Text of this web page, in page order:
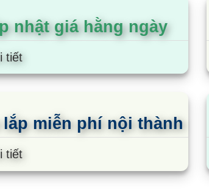
nhật giá hằng ngày
tiết
lắp miễn phí nội thành
tiết